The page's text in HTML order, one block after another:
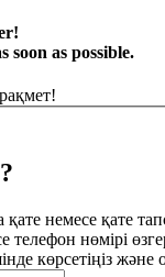
soon as possible.
қате немесе қате
нөмірі
көрсетіңіз және